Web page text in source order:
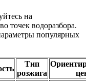
на
точек водоразбора.
популярных
Тип
розжига